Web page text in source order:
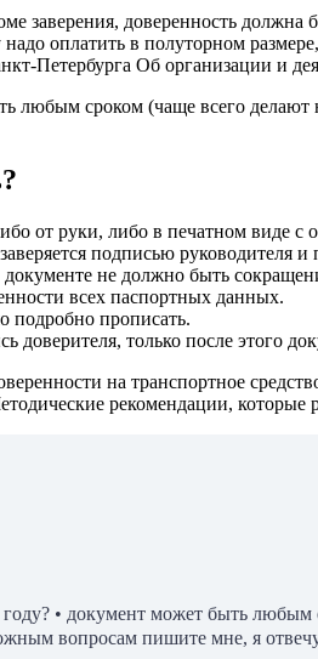
заверения, доверенность
оплатить в полуторном
Петербурга Об организации и
любым сроком (чаще всего делают
от руки, либо в печатном виде с
подписью руководителя
не должно быть
всех паспортных данных.
подробно прописать.
доверителя, только после этого
на транспортное
рекомендации, которые
• документ может быть
вопросам пишите мне, я отвечу